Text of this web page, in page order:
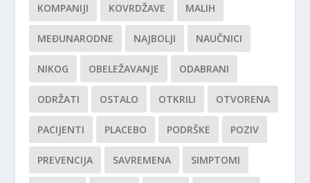
KOMPANIJI KOVRDŽAVE MALIH
MEĐUNARODNE NAJBOLJI NAUČNICI
NIKOG OBELEŽAVANJE ODABRANI
ODRŽATI OSTALO OTKRILI OTVORENA
PACIJENTI PLACEBO PODRŠKE POZIV
PREVENCIJA SAVREMENA SIMPTOMI